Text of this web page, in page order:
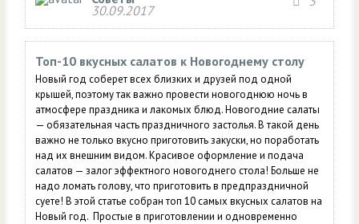
была к ним очень снисходительна и добра; Другая версия...
30.09.2017
Топ-10 вкусных салатов к Новогоднему столу
Новый год соберет всех близких и друзей под одной
крышей, поэтому так важно провести новогоднюю ночь в
атмосфере праздника и лакомых блюд. Новогодние салаты
— обязательная часть праздничного застолья. В такой день
важно не только вкусно приготовить закуски, но поработать
над их внешним видом. Красивое оформление и подача
салатов — залог эффектного новогоднего стола! Больше не
надо ломать голову, что приготовить в предпраздничной
суете! В этой статье собран топ 10 самых вкусных салатов на
Новый год. Простые в приготовлении и одновременно